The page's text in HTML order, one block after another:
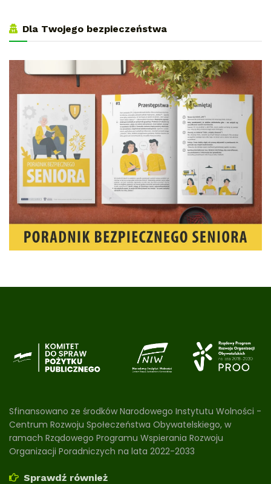
Dla Twojego bezpieczeństwa
Sfinansowano ze środków Narodowego Instytutu Wolności -
Centrum Rozwoju Społeczeństwa Obywatelskiego, w
ramach Rządowego Programu Wspierania Rozwoju
Organizacji Poradniczych na lata 2022-2033
Sprawdź również